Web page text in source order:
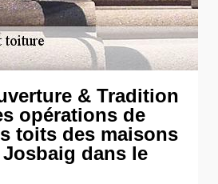
& Tradition
opérations de
toits des maisons
dans le